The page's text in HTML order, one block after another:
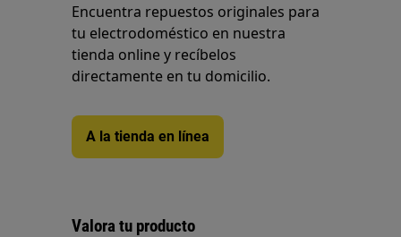
Encuentra repuestos originales para
tu electrodoméstico en nuestra
tienda online y recíbelos
directamente en tu domicilio.
A la tienda en línea
Valora tu producto